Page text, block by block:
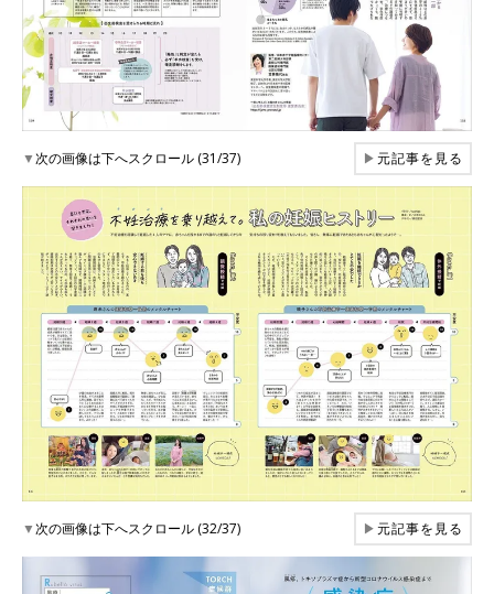
▼次の画像は下へスクロール (31/37) ▶元記事を見る
▼次の画像は下へスクロール (32/37) ▶元記事を見る